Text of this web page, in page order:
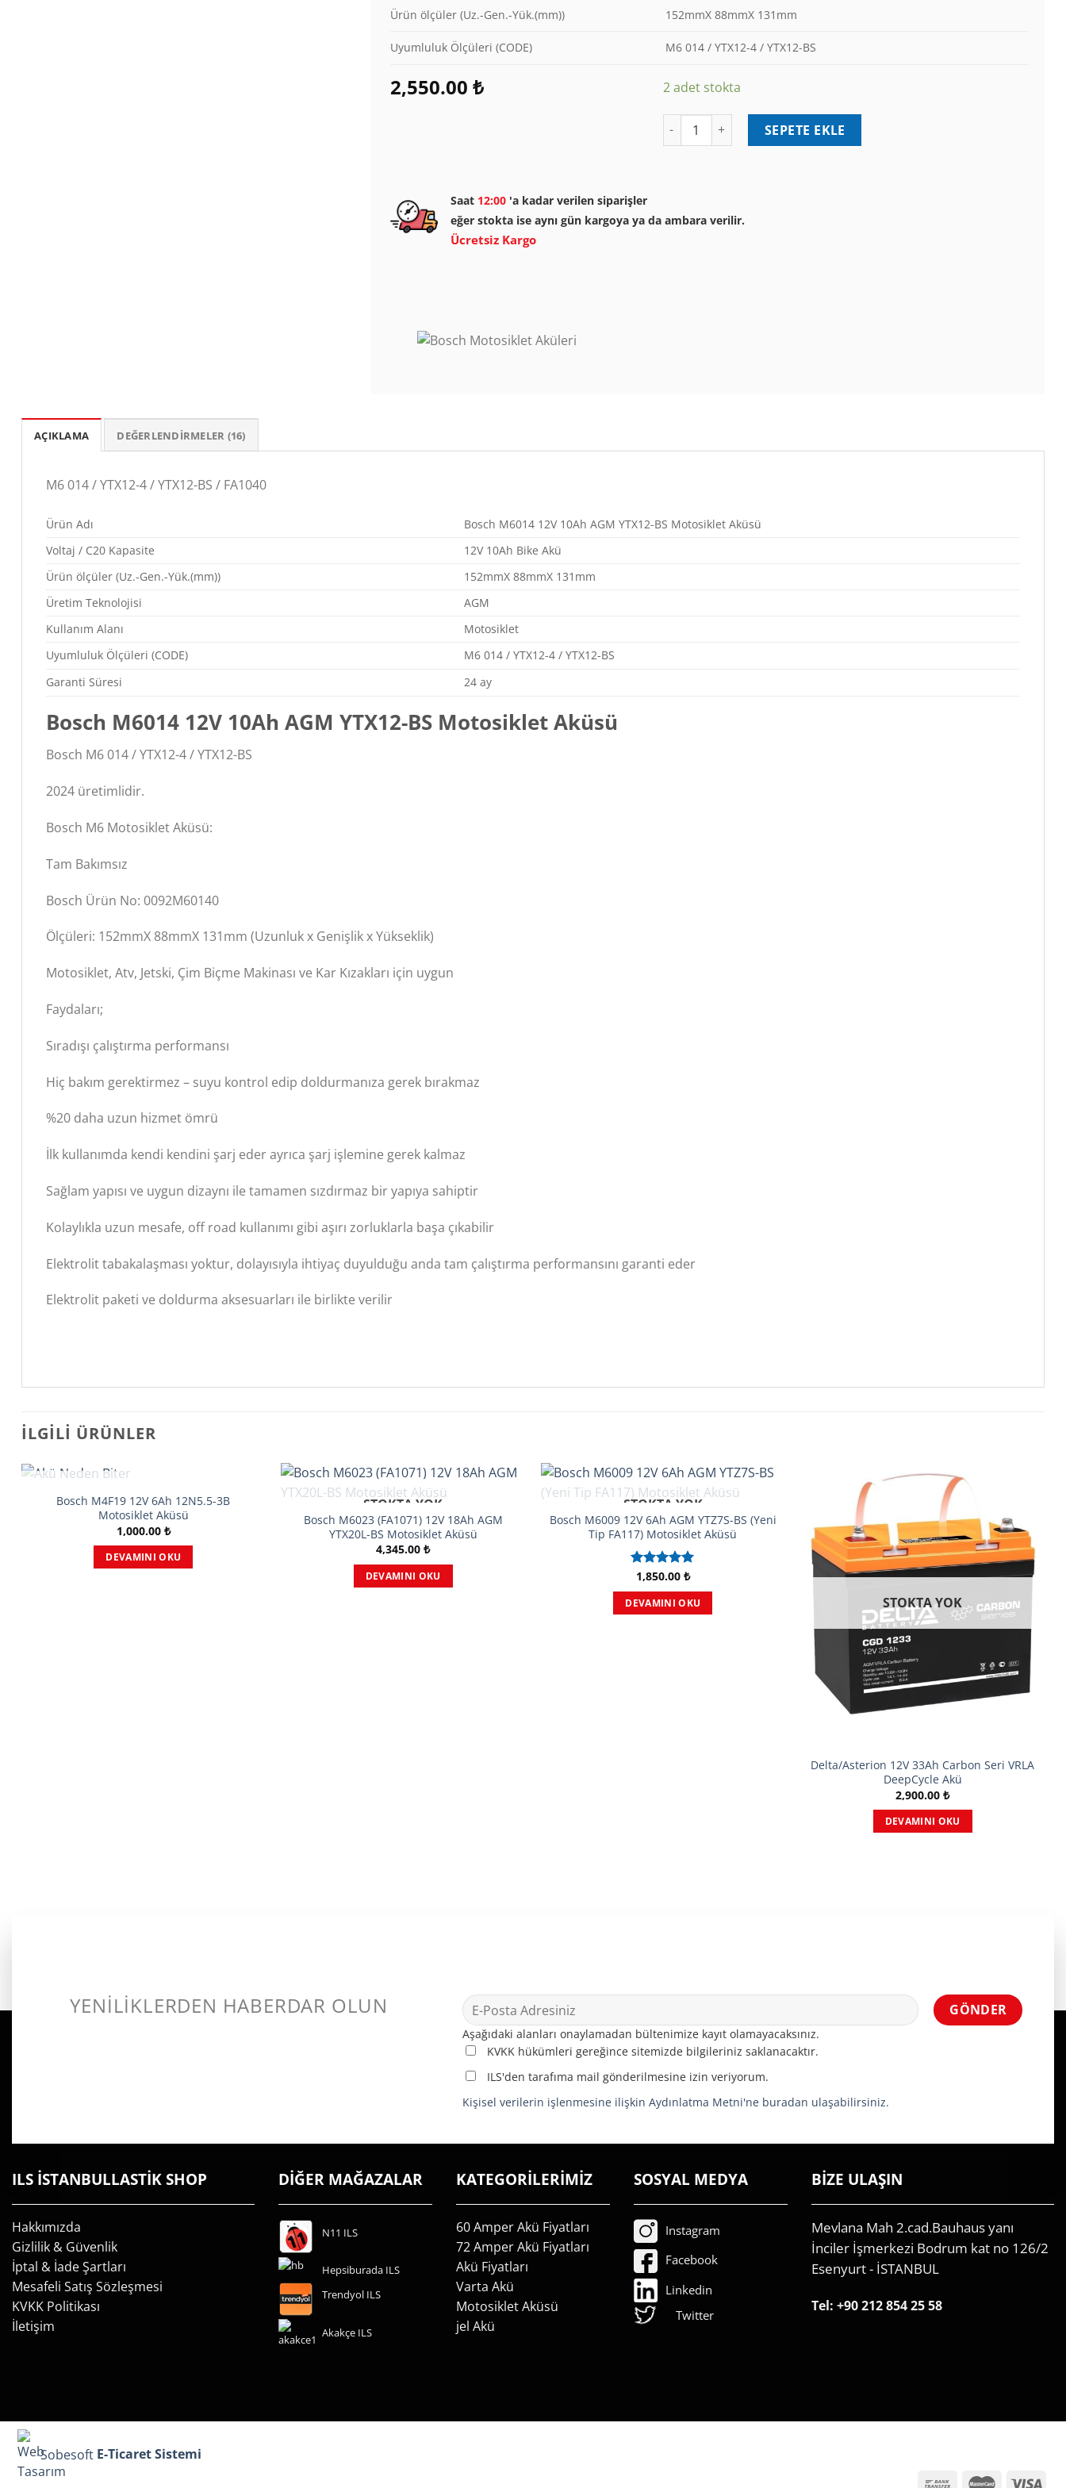
Ürün ölçüler (Uz.-Gen.-Yük.(mm)) 152mmX 88mmX 131mm
Uyumluluk Ölçüleri (CODE) M6 014 / YTX12-4 / YTX12-BS
2,550.00 ₺ 2 adet stokta
Bosch M6014 12V 10Ah AGM YTX12-BS Motosiklet Aküsü (FA104 Yeni
SEPETE EKLE
Saat 12:00 'a kadar verilen siparişler
eğer stokta ise aynı gün kargoya ya da ambara verilir.
Ücretsiz Kargo
AÇIKLAMA DEĞERLENDIRMELER (16)
M6 014 / YTX12-4 / YTX12-BS / FA1040
Ürün Adı
Bosch M6014 12V 10Ah AGM YTX12-BS Motosiklet Aküsü
Voltaj / C20 Kapasite
12V 10Ah Bike Akü
Ürün ölçüler (Uz.-Gen.-Yük.(mm))
152mmX 88mmX 131mm
Üretim Teknolojisi
AGM
Kullanım Alanı
Motosiklet
Uyumluluk Ölçüleri (CODE)
M6 014 / YTX12-4 / YTX12-BS
Garanti Süresi
24 ay
Bosch M6014 12V 10Ah AGM YTX12-BS Motosiklet Aküsü
Bosch M6 014 / YTX12-4 / YTX12-BS
2024 üretimlidir.
Bosch M6 Motosiklet Aküsü:
Tam Bakımsız
Bosch Ürün No: 0092M60140
Ölçüleri: 152mmX 88mmX 131mm (Uzunluk x Genişlik x Yükseklik)
Motosiklet, Atv, Jetski, Çim Biçme Makinası ve Kar Kızakları için uygun
Faydaları;
Sıradışı çalıştırma performansı
Hiç bakım gerektirmez – suyu kontrol edip doldurmanıza gerek bırakmaz
%20 daha uzun hizmet ömrü
İlk kullanımda kendi kendini şarj eder ayrıca şarj işlemine gerek kalmaz
Sağlam yapısı ve uygun dizaynı ile tamamen sızdırmaz bir yapıya sahiptir
Kolaylıkla uzun mesafe, off road kullanımı gibi aşırı zorluklarla başa çıkabilir
Elektrolit tabakalaşması yoktur, dolayısıyla ihtiyaç duyulduğu anda tam çalıştırma performansını garanti eder
Elektrolit paketi ve doldurma aksesuarları ile birlikte verilir
İLGILI ÜRÜNLER
STOKTA YOK
Bosch M4F19 12V 6Ah 12N5.5-3B
Motosiklet Aküsü
1,000.00 ₺
DEVAMINI OKU
STOKTA YOK
Bosch M6023 (FA1071) 12V 18Ah AGM
YTX20L-BS Motosiklet Aküsü
4,345.00₺
DEVAMINI OKU
STOKTA YOK
Bosch M6009 12V 6Ah AGM YTZ7S-BS (Yeni
Tip FA117) Motosiklet Aküsü
5 üzerinden
5.00oy
aldı
1,850.00 ₺
DEVAMINI OKU STOKTA YOK
Delta/Asterion 12V 33Ah Carbon Seri VRLA
DeepCycle Akü
2,900.00₺
DEVAMINI OKU
YENİLİKLERDEN HABERDAR OLUN
Aşağıdaki alanları onaylamadan bültenimize kayıt olamayacaksınız.
KVKK hükümleri gereğince sitemizde bilgileriniz saklanacaktır.
ILS'den tarafıma mail gönderilmesine izin veriyorum.
Kişisel verilerin işlenmesine ilişkin Aydınlatma Metni'ne buradan ulaşabilirsiniz.
ILS İSTANBULLASTİK SHOP
Hakkımızda
Gizlilik & Güvenlik
İptal & İade Şartları
Mesafeli Satış Sözleşmesi
KVKK Politikası
İletişim
DİĞER MAĞAZALAR
N11 ILS
Hepsiburada ILS
Trendyol ILS
Akakçe ILS
KATEGORİLERİMİZ
60 Amper Akü Fiyatları
72 Amper Akü Fiyatları
Akü Fiyatları
Varta Akü
Motosiklet Aküsü
jel Akü
SOSYAL MEDYA
Instagram
Facebook
Linkedin
Twitter
BİZE ULAŞIN
Mevlana Mah 2.cad.Bauhaus yanı
İnciler İşmerkezi Bodrum kat no 126/2
Esenyurt - İSTANBUL
Tel: +90 212 854 25 58
Sobesoft E-Ticaret Sistemi